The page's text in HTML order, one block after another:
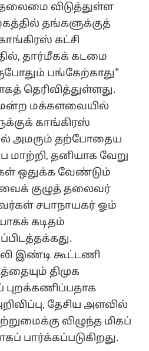
தலைமை விடுத்துள்ள
தங்களுக்குத்
கட்சி
தார்மீகக் கடமை
பங்கேற்காது"
தெரிவித்துள்ளது.
மக்களவையில்
காங்கிரஸ்
அமரும் தற்போதைய
தனியாக வேறு
ஒதுக்க வேண்டும்
குழுத் தலைவர்
சபாநாயகர் ஓம்
கடிதம்
இண்டி கூட்டணி
திமுக
புறக்கணிப்பதாக
தேசிய அளவில்
விழுந்த மிகப்
பார்க்கப்படுகிறது.